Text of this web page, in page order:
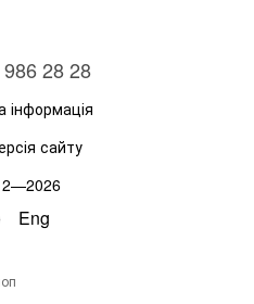
28 28
інформація
сайту
Eng